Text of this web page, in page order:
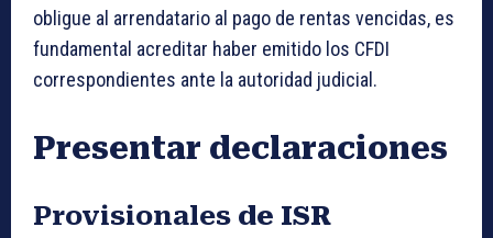
obligue al arrendatario al pago de rentas vencidas, es
fundamental acreditar haber emitido los CFDI
correspondientes ante la autoridad judicial.
Presentar declaraciones
Provisionales de ISR